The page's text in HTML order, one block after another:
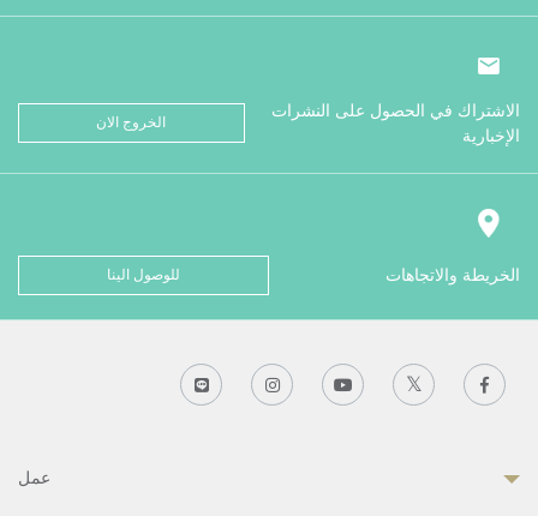
الاشتراك في الحصول على النشرات
الإخبارية
الخروج الان
الخريطة والاتجاهات للوصول الينا
عمل